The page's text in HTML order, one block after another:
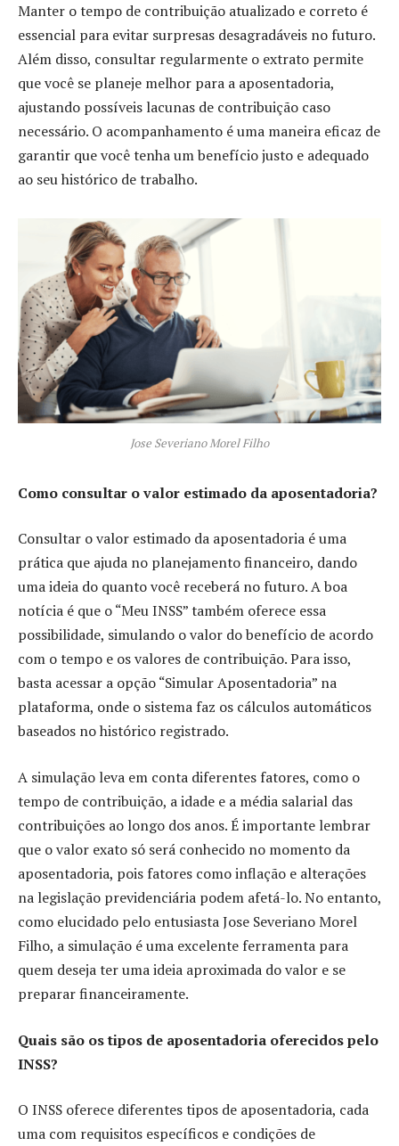
Manter o tempo de contribuição atualizado e correto é
essencial para evitar surpresas desagradáveis no futuro.
Além disso, consultar regularmente o extrato permite
que você se planeje melhor para a aposentadoria,
ajustando possíveis lacunas de contribuição caso
necessário. O acompanhamento é uma maneira eficaz de
garantir que você tenha um benefício justo e adequado
ao seu histórico de trabalho.
Jose Severiano Morel Filho
Como consultar o valor estimado da aposentadoria?
Consultar o valor estimado da aposentadoria é uma
prática que ajuda no planejamento financeiro, dando
uma ideia do quanto você receberá no futuro. A boa
notícia é que o “Meu INSS” também oferece essa
possibilidade, simulando o valor do benefício de acordo
com o tempo e os valores de contribuição. Para isso,
basta acessar a opção “Simular Aposentadoria” na
plataforma, onde o sistema faz os cálculos automáticos
baseados no histórico registrado.
A simulação leva em conta diferentes fatores, como o
tempo de contribuição, a idade e a média salarial das
contribuições ao longo dos anos. É importante lembrar
que o valor exato só será conhecido no momento da
aposentadoria, pois fatores como inflação e alterações
na legislação previdenciária podem afetá-lo. No entanto,
como elucidado pelo entusiasta Jose Severiano Morel
Filho, a simulação é uma excelente ferramenta para
quem deseja ter uma ideia aproximada do valor e se
preparar financeiramente.
Quais são os tipos de aposentadoria oferecidos pelo
INSS?
O INSS oferece diferentes tipos de aposentadoria, cada
uma com requisitos específicos e condições de